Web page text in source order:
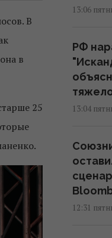
В
в
25
13:06
РФ
13:04
12:31